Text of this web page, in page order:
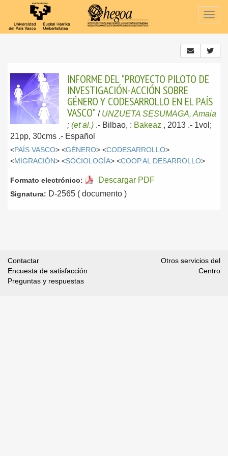
INFORME DEL "PROYECTO PILOTO DE
INVESTIGACIÓN-ACCIÓN SOBRE
GÉNERO Y CODESARROLLO EN EL PAÍS
VASCO" / UNZUETA SESUMAGA, Amaia
; (et al.) .- Bilbao, : Bakeaz , 2013 .- 1vol;
21pp, 30cms .- Español
<PAÍS VASCO> <GÉNERO> <CODESARROLLO>
<MIGRACIÓN> <SOCIOLOGÍA> <COOP.AL DESARROLLO>
Formato electrónico: Descargar PDF
Signatura: D-2565 ( documento )
Contactar
Encuesta de satisfacción
Preguntas y respuestas
Otros servicios del
Centro